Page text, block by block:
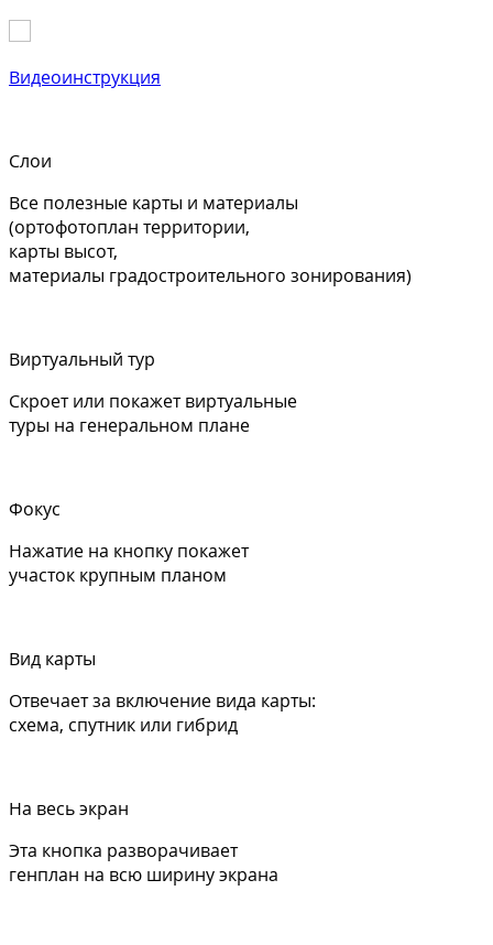
Видеоинструкция
Слои
Все полезные карты и материалы
(ортофотоплан территории,
карты высот,
материалы градостроительного зонирования)
Виртуальный тур
Скроет или покажет виртуальные
туры на генеральном плане
Фокус
Нажатие на кнопку покажет
участок крупным планом
Вид карты
Отвечает за включение вида карты:
схема, спутник или гибрид
На весь экран
Эта кнопка разворачивает
генплан на всю ширину экрана